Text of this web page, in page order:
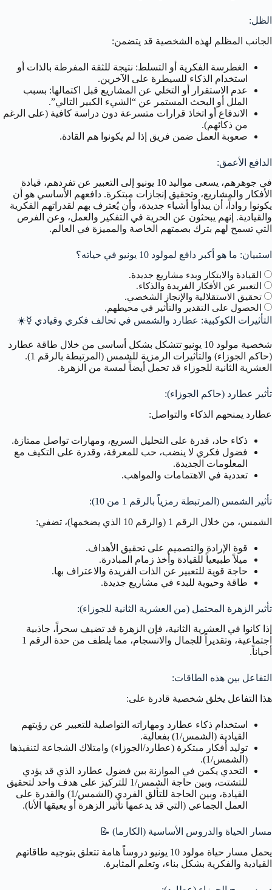
الظل:
الجانب المظلم لهذه الشخصية قد يتضمن:
الغطرسة الفكرية أو التسلط: نتيجة للثقة المفرطة بالذات أو
استخدام الذكاء للسيطرة على الآخرين.
عدم الاستقرار أو التخلي عن المشاريع قبل اكتمالها: بسبب
الملل أو البحث المستمر عن “الشيء الكبير التالي”.
الاندفاع أو اتخاذ قرارات متسرعة دون دراسة كافية (على الرغم
من ذكائهم).
صعوبة العمل ضمن فريق إذا لم يكونوا هم القادة.
الدافع الأعمق:
في جوهرهم، يسعى مواليد 10 يونيو إلى التعبير عن تفردهم، قيادة
الأفكار والمشاريع، وتحقيق إنجازات مبتكرة. دافعهم الأساسي هو أن
يكونوا رواداً، أن يبدأوا أشياء جديدة، وأن يُعترف بهم لقدراتهم الفكرية
والقيادية. إنهم يبحثون عن الحرية في التفكير والعمل، وعن الفرص
التي تسمح لهم بترك بصمتهم الخاصة والمميزة في العالم.
استبيان: ما هو أكبر دافع لمولود 10 يونيو في حياته؟
القيادة والابتكار وبدء مشاريع جديدة.
التعبير عن الأفكار الفريدة والذكاء.
تحقيق الاستقلالية والإنجاز الشخصي.
الحصول على التقدير والتأثير في محيطهم.
التأثيرات الكوكبية: عطارد والشمس في تحالف فكري وقيادي ☿️
☀️
شخصية مولود 10 يونيو تتشكل بشكل أساسي من خلال طاقة عطارد
(حاكم الجوزاء) والتأثيرات الرمزية للشمس (المرتبطة بالرقم 1).
العشرية الثانية للجوزاء قد تحمل أيضاً لمسة من الزهرة.
تأثير عطارد (حاكم الجوزاء):
عطارد يمنحهم الذكاء والتواصل:
ذكاء حاد، قدرة على التحليل السريع، ومهارات تواصل ممتازة.
فضول فكري لا ينضب، حب للمعرفة، وقدرة على التكيف مع
المعلومات الجديدة.
تعددية في الاهتمامات والمواهب.
تأثير الشمس (المرتبطة رمزياً بالرقم 1 من 10):
الشمس، من خلال الرقم 1 (والرقم 10 الذي يضخمها)، تضفي:
قوة الإرادة والتصميم على تحقيق الأهداف.
ميلاً طبيعياً للقيادة وأخذ زمام المبادرة.
حاجة قوية للتعبير عن الذات الفريدة والاعتراف بها.
طاقة وحيوية للبدء في مشاريع جديدة.
تأثير الزهرة المحتمل (من العشرية الثانية للجوزاء):
إذا كانوا في العشرية الثانية، فإن الزهرة قد تضيف سحراً، جاذبية
اجتماعية، وتقديراً للجمال والانسجام، مما يلطف من حدة الرقم 1
أحياناً.
التفاعل بين هذه الطاقات:
هذا التفاعل يخلق شخصية قادرة على:
استخدام ذكاء عطارد ومهاراته التواصلية للتعبير عن رؤيتهم
القيادية (الشمس/1) بفعالية.
توليد أفكار مبتكرة (عطارد/الجوزاء) وامتلاك الشجاعة لتنفيذها
(الشمس/1).
التحدي يكمن في الموازنة بين فضول عطارد الذي قد يؤدي
للتشتت، وبين حاجة الشمس/1 للتركيز على هدف واحد لتحقيق
القيادة، وبين الحاجة للتألق الفردي (الشمس/1) والقدرة على
العمل الجماعي (التي قد يدعمها تأثير الزهرة أو يعيقها الأنا).
مسار الحياة والدروس الأساسية (الكارما) 📝
يحمل مسار حياة مولود 10 يونيو دروساً هامة تتعلق بتوجيه طاقاتهم
القيادية والفكرية بشكل بناء، وتعلم المثابرة.